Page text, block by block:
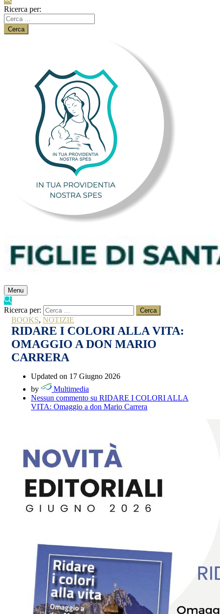
Ricerca per:
Menu
Ricerca per:
BOOKS, NOTIZIE
RIDARE I COLORI ALLA VITA:
OMAGGIO A DON MARIO
CARRERA
Updated on 17 Giugno 2026
by
Multimedia
Nessun commento su RIDARE I COLORI ALLA
VITA: Omaggio a don Mario Carrera